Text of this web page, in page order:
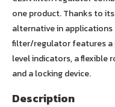
one product. Thanks to
alternative in applications
filter/regulator features a
level indicators, a flexible
and a locking device.
Description